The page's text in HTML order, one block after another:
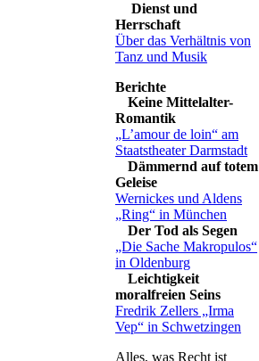
Dienst und
Herrschaft
Über das Verhältnis von
Tanz und Musik
Keine Mittelalter-
Romantik
„L’amour de loin“ am
Staatstheater Darmstadt
Dämmernd auf totem
Geleise
Wernickes und Aldens
„Ring“ in München
Der Tod als Segen
„Die Sache Makropulos“
in Oldenburg
Leichtigkeit
moralfreien Seins
Fredrik Zellers „Irma
Vep“ in Schwetzingen